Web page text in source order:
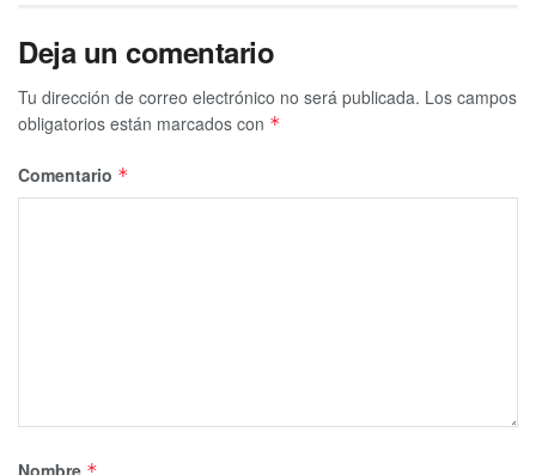
Deja un comentario
Tu dirección de correo electrónico no será publicada. Los campos
obligatorios están marcados con *
Comentario *
Nombre